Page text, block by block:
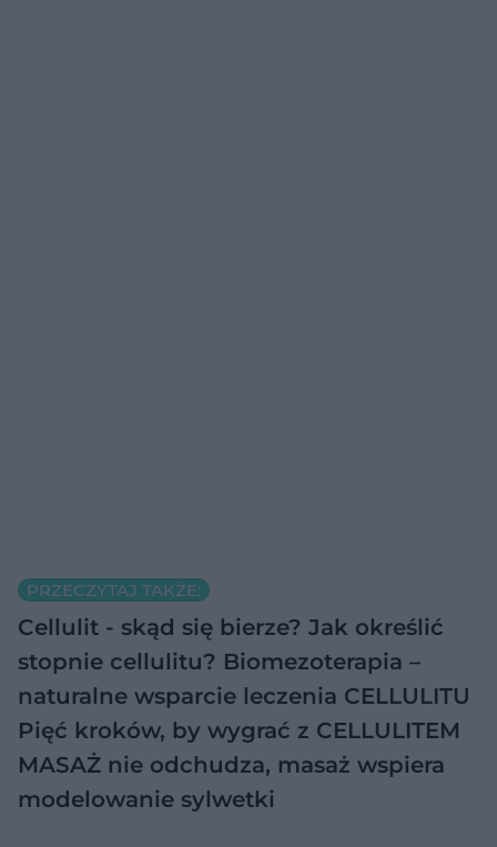
PRZECZYTAJ TAKŻE:
Cellulit - skąd się bierze? Jak określić
stopnie cellulitu? Biomezoterapia –
naturalne wsparcie leczenia CELLULITU
Pięć kroków, by wygrać z CELLULITEM
MASAŻ nie odchudza, masaż wspiera
modelowanie sylwetki